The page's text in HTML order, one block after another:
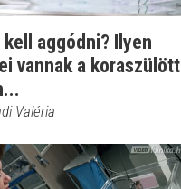
aggódni? Ilyen
vannak a koraszülött
Valéria